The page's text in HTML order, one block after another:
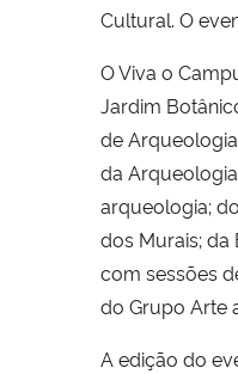
Cultural. O
O Viva o
Jardim
de
da
arqueologia;
dos Murais;
com sessões
do Grupo Arte
A edição do